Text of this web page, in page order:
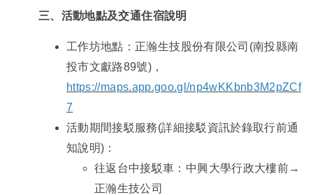
三、活動地點及交通住宿說明
工作坊地點：正瀚生技股份有限公司(南投縣南
投市文獻路89號)，
https://maps.app.goo.gl/np4wKKbnb3M2pZCf
7
活動期間接駁服務(詳細接駁資訊於錄取行前通
知說明)：
往返台中接駁車：中興大學行政大樓前→
正瀚生技公司